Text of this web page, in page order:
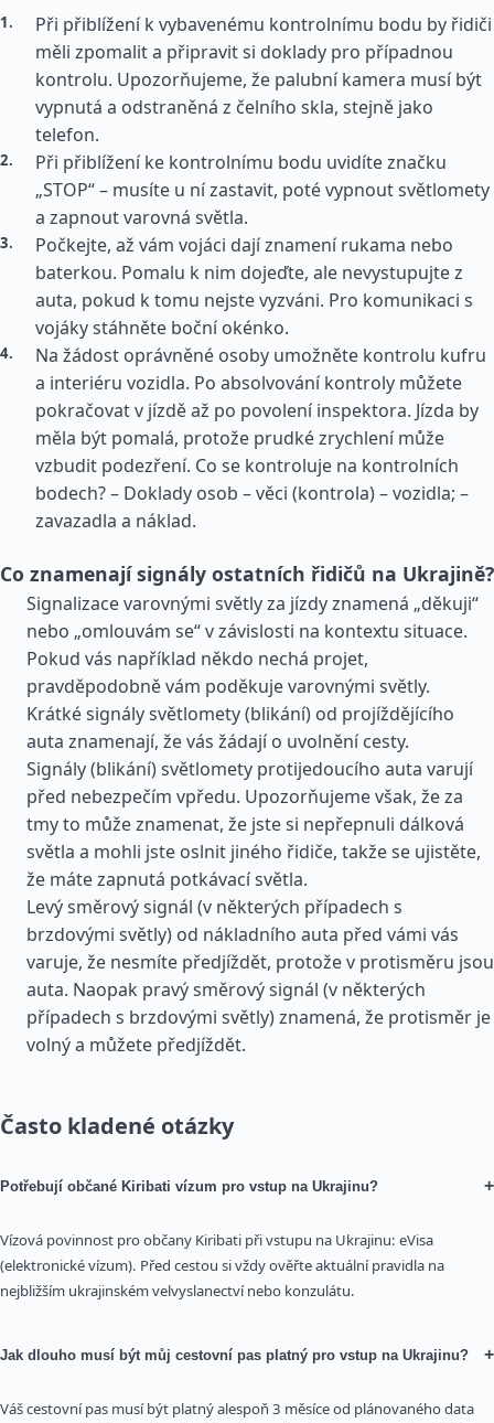
Při přiblížení k vybavenému kontrolnímu bodu by řidiči
měli zpomalit a připravit si doklady pro případnou
kontrolu. Upozorňujeme, že palubní kamera musí být
vypnutá a odstraněná z čelního skla, stejně jako
telefon.
Při přiblížení ke kontrolnímu bodu uvidíte značku
„STOP“ – musíte u ní zastavit, poté vypnout světlomety
a zapnout varovná světla.
Počkejte, až vám vojáci dají znamení rukama nebo
baterkou. Pomalu k nim dojeďte, ale nevystupujte z
auta, pokud k tomu nejste vyzváni. Pro komunikaci s
vojáky stáhněte boční okénko.
Na žádost oprávněné osoby umožněte kontrolu kufru
a interiéru vozidla. Po absolvování kontroly můžete
pokračovat v jízdě až po povolení inspektora. Jízda by
měla být pomalá, protože prudké zrychlení může
vzbudit podezření. Co se kontroluje na kontrolních
bodech? – Doklady osob – věci (kontrola) – vozidla; –
zavazadla a náklad.
Co znamenají signály ostatních řidičů na Ukrajině?
Signalizace varovnými světly za jízdy znamená „děkuji“
nebo „omlouvám se“ v závislosti na kontextu situace.
Pokud vás například někdo nechá projet,
pravděpodobně vám poděkuje varovnými světly.
Krátké signály světlomety (blikání) od projíždějícího
auta znamenají, že vás žádají o uvolnění cesty.
Signály (blikání) světlomety protijedoucího auta varují
před nebezpečím vpředu. Upozorňujeme však, že za
tmy to může znamenat, že jste si nepřepnuli dálková
světla a mohli jste oslnit jiného řidiče, takže se ujistěte,
že máte zapnutá potkávací světla.
Levý směrový signál (v některých případech s
brzdovými světly) od nákladního auta před vámi vás
varuje, že nesmíte předjíždět, protože v protisměru jsou
auta. Naopak pravý směrový signál (v některých
případech s brzdovými světly) znamená, že protisměr je
volný a můžete předjíždět.
Často kladené otázky
Potřebují občané Kiribati vízum pro vstup na Ukrajinu? +
Vízová povinnost pro občany Kiribati při vstupu na Ukrajinu: eVisa
(elektronické vízum). Před cestou si vždy ověřte aktuální pravidla na
nejbližším ukrajinském velvyslanectví nebo konzulátu.
Jak dlouho musí být můj cestovní pas platný pro vstup na Ukrajinu? +
Váš cestovní pas musí být platný alespoň 3 měsíce od plánovaného data